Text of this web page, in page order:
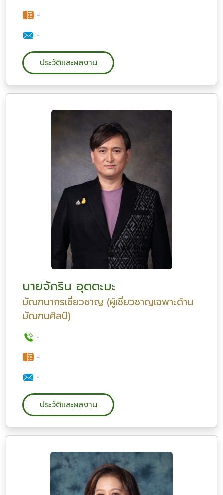
-
-
ประวัติและผลงาน
นายจักริน อุตตะมะ
มัณฑนากรเชี่ยวชาญ (ผู้เชี่ยวชาญเฉพาะด้าน
มัณฑนศิลป์)
-
-
-
ประวัติและผลงาน